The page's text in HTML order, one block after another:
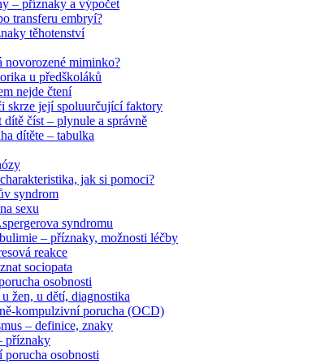
– příznaky a výpočet
transferu embryí?
těhotenství
novorozené miminko?
u předškoláků
nejde čtení
skrze její spoluurčující faktory
dítě číst – plynule a správně
dítěte – tabulka
jak si pomoci?
syndrom
sexu
syndromu
– příznaky, možnosti léčby
reakce
sociopata
osobnosti
žen, u dětí, diagnostika
kompulzivní porucha (OCD)
– definice, znaky
příznaky
porucha osobnosti